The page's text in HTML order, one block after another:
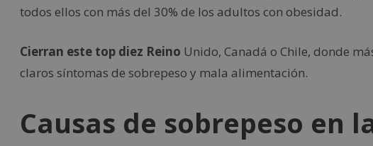
todos ellos con más del 30% de los adultos con obesidad.
Cierran este top diez Reino Unido, Canadá o Chile, donde
claros síntomas de sobrepeso y mala alimentación.
Causas de sobrepeso en